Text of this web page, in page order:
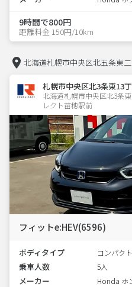
9時間で800円
距離料金 150円/10km
北海道札幌市中央区北五条東
札幌市中央区北3条東13
北海道札幌市中央区北3条
レクト苗穂駅前
フィットe:HEV(6596)
ボディタイプ コンパク
乗車人数 5人
メーカー Honda ホ